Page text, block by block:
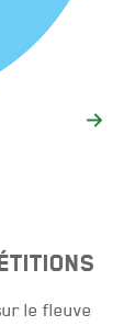
le fleuve